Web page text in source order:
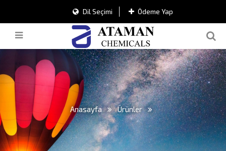
Dil Seçimi Ödeme Yap
Anasayfa Ürünler